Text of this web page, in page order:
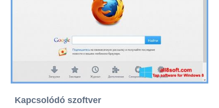
Kapcsolódó szoftver